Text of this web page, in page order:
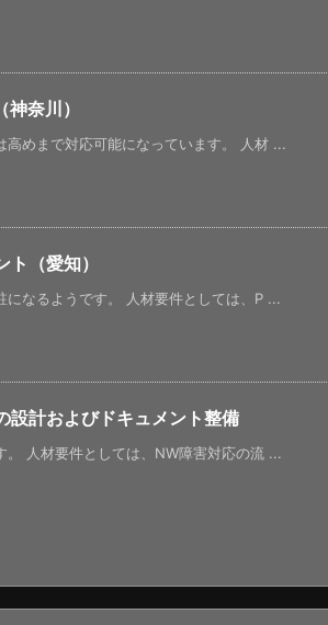
奈川）
めまで対応可能になっています。 人材 ...
ト（愛知）
なるようです。 人材要件としては、P ...
設計およびドキュメント整備
人材要件としては、NW障害対応の流 ...